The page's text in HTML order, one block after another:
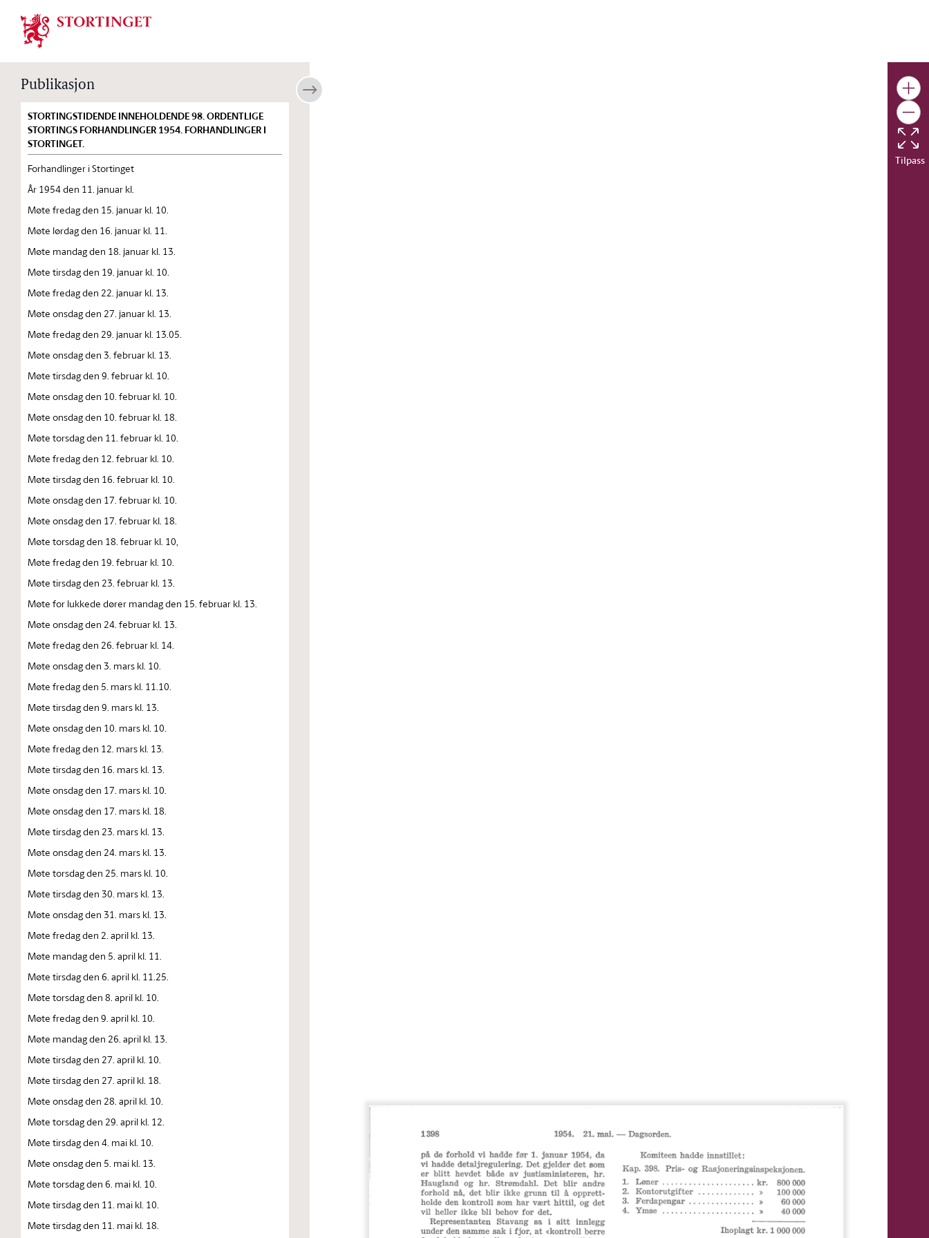
Stortinget.no
Publikasjon
STORTINGSTIDENDE INNEHOLDENDE 98. ORDENTLIGE
STORTINGS FORHANDLINGER 1954. FORHANDLINGER I
STORTINGET.
Forhandlinger i Stortinget
År 1954 den 11. januar kl.
Møte fredag den 15. januar kl. 10.
Møte lørdag den 16. januar kl. 11.
Møte mandag den 18. januar kl. 13.
Møte tirsdag den 19. januar kl. 10.
Møte fredag den 22. januar kl. 13.
Møte onsdag den 27. januar kl. 13.
Møte fredag den 29. januar kl. 13.05.
Møte onsdag den 3. februar kl. 13.
Møte tirsdag den 9. februar kl. 10.
Møte onsdag den 10. februar kl. 10.
Møte onsdag den 10. februar kl. 18.
Møte torsdag den 11. februar kl. 10.
Møte fredag den 12. februar kl. 10.
Møte tirsdag den 16. februar kl. 10.
Møte onsdag den 17. februar kl. 10.
Møte onsdag den 17. februar kl. 18.
Møte torsdag den 18. februar kl. 10,
Møte fredag den 19. februar kl. 10.
Møte tirsdag den 23. februar kl. 13.
Møte for lukkede dører mandag den 15. februar kl. 13.
Møte onsdag den 24. februar kl. 13.
Møte fredag den 26. februar kl. 14.
Møte onsdag den 3. mars kl. 10.
Møte fredag den 5. mars kl. 11.10.
Møte tirsdag den 9. mars kl. 13.
Møte onsdag den 10. mars kl. 10.
Møte fredag den 12. mars kl. 13.
Møte tirsdag den 16. mars kl. 13.
Møte onsdag den 17. mars kl. 10.
Møte onsdag den 17. mars kl. 18.
Møte tirsdag den 23. mars kl. 13.
Møte onsdag den 24. mars kl. 13.
Møte torsdag den 25. mars kl. 10.
Møte tirsdag den 30. mars kl. 13.
Møte onsdag den 31. mars kl. 13.
Møte fredag den 2. april kl. 13.
Møte mandag den 5. april kl. 11.
Møte tirsdag den 6. april kl. 11.25.
Møte torsdag den 8. april kl. 10.
Møte fredag den 9. april kl. 10.
Møte mandag den 26. april kl. 13.
Møte tirsdag den 27. april kl. 10.
Møte tirsdag den 27. april kl. 18.
Møte onsdag den 28. april kl. 10.
Møte torsdag den 29. april kl. 12.
Møte tirsdag den 4. mai kl. 10.
Møte onsdag den 5. mai kl. 13.
Møte torsdag den 6. mai kl. 10.
Møte tirsdag den 11. mai kl. 10.
Møte tirsdag den 11. mai kl. 18.